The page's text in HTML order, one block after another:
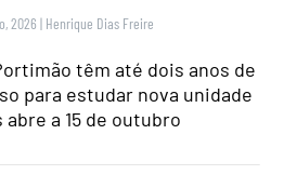
2026 | Henrique Dias Freire
têm até dois anos de
para estudar nova unidade
a 15 de outubro